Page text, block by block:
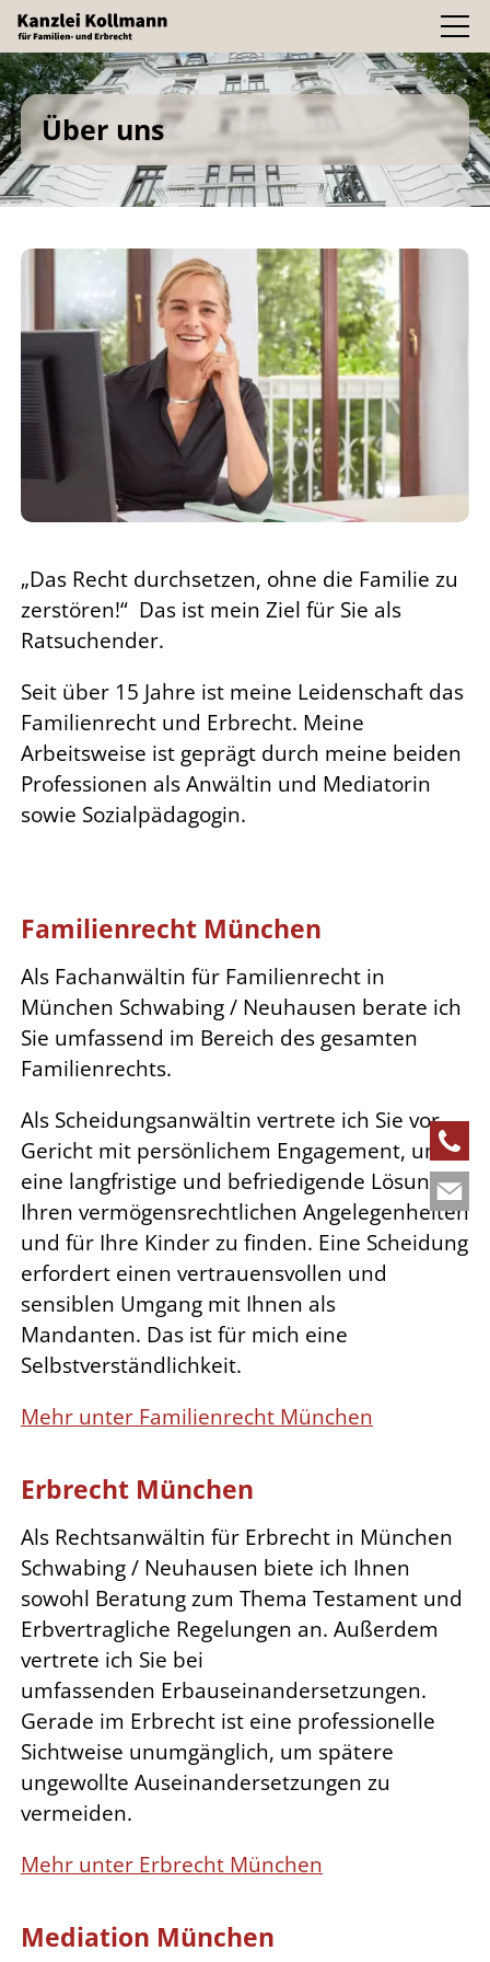
Über uns
„Das Recht durchsetzen, ohne die Familie zu
zerstören!“ Das ist mein Ziel für Sie als
Ratsuchender.
Seit über 15 Jahre ist meine Leidenschaft das
Familienrecht und Erbrecht. Meine
Arbeitsweise ist geprägt durch meine beiden
Professionen als Anwältin und Mediatorin
sowie Sozialpädagogin.
Familienrecht München
Als Fachanwältin für Familienrecht in
München Schwabing / Neuhausen berate ich
Sie umfassend im Bereich des gesamten
Familienrechts.
Als Scheidungsanwältin vertrete ich Sie vor
Gericht mit persönlichem Engagement, um
eine langfristige und befriedigende Lösung in
Ihren vermögensrechtlichen Angelegenheiten
und für Ihre Kinder zu finden. Eine Scheidung
erfordert einen vertrauensvollen und
sensiblen Umgang mit Ihnen als
Mandanten. Das ist für mich eine
Selbstverständlichkeit.
Mehr unter Familienrecht München
Erbrecht München
Als Rechtsanwältin für Erbrecht in München
Schwabing / Neuhausen biete ich Ihnen
sowohl Beratung zum Thema Testament und
Erbvertragliche Regelungen an. Außerdem
vertrete ich Sie bei
umfassenden Erbauseinandersetzungen.
Gerade im Erbrecht ist eine professionelle
Sichtweise unumgänglich, um spätere
ungewollte Auseinandersetzungen zu
vermeiden.
Mehr unter Erbrecht München
Mediation München